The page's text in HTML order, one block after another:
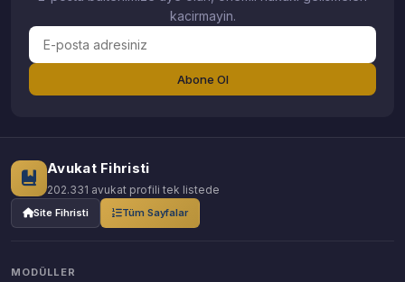
kacirmayin.
Abone Ol
Avukat Fihristi
202.331 avukat profili tek listede
Site Fihristi Tüm Sayfalar
MODÜLLER